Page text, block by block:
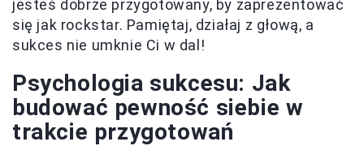
jesteś dobrze przygotowany, by zaprezentować
się jak rockstar. Pamiętaj, działaj z głową, a
sukces nie umknie Ci w dal!
Psychologia sukcesu: Jak
budować pewność siebie w
trakcie przygotowań